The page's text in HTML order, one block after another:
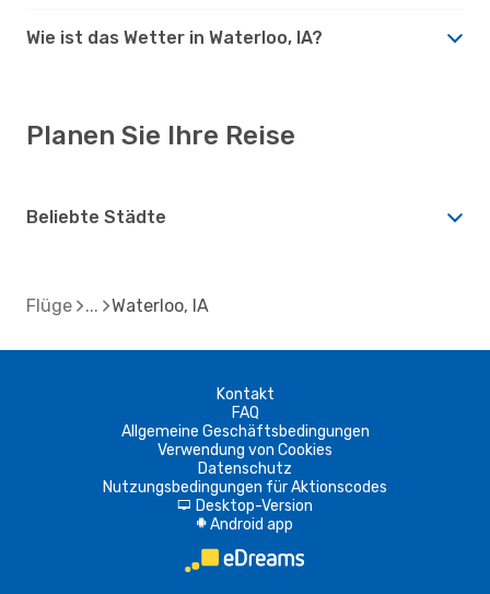
Wie ist das Wetter in Waterloo, IA?
Planen Sie Ihre Reise
Beliebte Städte
Flüge Waterloo, IA
Kontakt
FAQ
Allgemeine Geschäftsbedingungen
Verwendung von Cookies
Datenschutz
Nutzungsbedingungen für Aktionscodes
d Desktop-Version
A Android app